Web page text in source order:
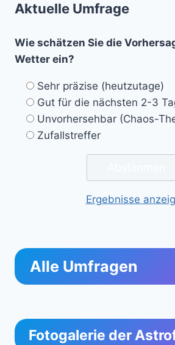
Aktuelle Umfrage
Wie schätzen Sie die
Wetter ein?
Sehr präzise (heutzutage)
Gut für die nächsten 2-3
Unvorhersehbar (Chaos-
Zufallstreffer
Ergebnisse
Alle Umfragen
Fotogalerie der